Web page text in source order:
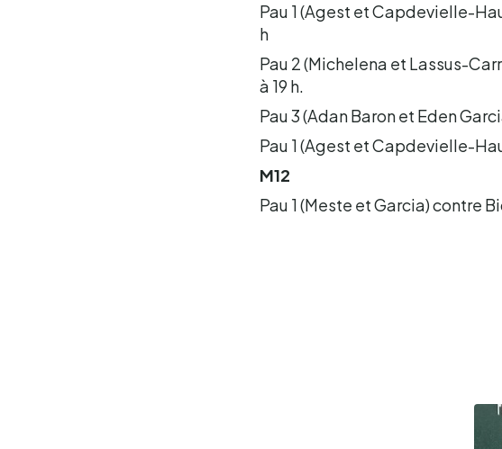
Pau 1 (Agest et Capdevielle-
h
Pau 2 (Michelena et Lassus-
à 19 h.
Pau 3 (Adan Baron et Eden
Pau 1 (Agest et Capdevielle-
M12
Pau 1 (Meste et Garcia) contre